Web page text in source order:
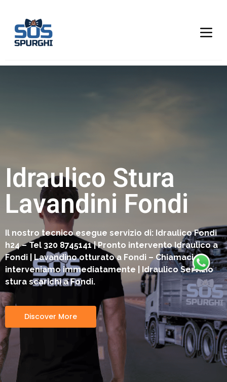
Idraulico Stura
Lavandini Fondi
Il nostro tecnico esegue servizio di: Idraulico Fondi
h24 – Tel 320 8745141 | Pronto intervento Idraulico a
Fondi | Lavandino otturato a Fondi – Chiamaci
interveniamo immediatamente | Idraulico Servizio
stura scarichi a Fondi.
Discover More